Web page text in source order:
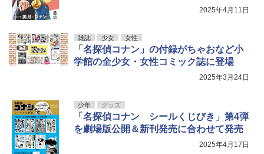
2025年4月11日
雑誌 少女 女性
「名探偵コナン」の付録がちゃおなど小
学館の全少女・女性コミック誌に登場
2025年3月24日
少年 グッズ
「名探偵コナン シールくじびき」第4弾
を劇場版公開＆新刊発売に合わせて発売
2025年4月17日